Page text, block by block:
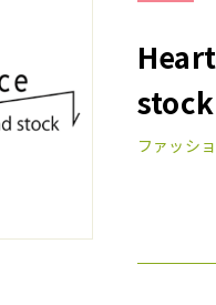
stock
ファッシ